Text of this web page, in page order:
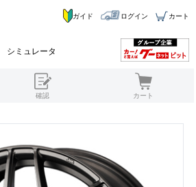
シミュレータ
ガイド ログイン カート
確認 カート